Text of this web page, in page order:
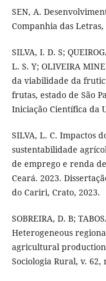
SEN, A.
Companhia das Letras,
SILVA, I. D. S;
L. S. Y; OLIVEIRA
da viabilidade da
frutas, estado de São
Iniciação Científica da
SILVA, L. C. Impactos
sustentabilidade
de emprego e renda
Ceará. 2023.
do Cariri, Crato, 2023.
SOBREIRA, D. B;
Heterogeneous
agricultural production
Sociologia Rural, v. 62,